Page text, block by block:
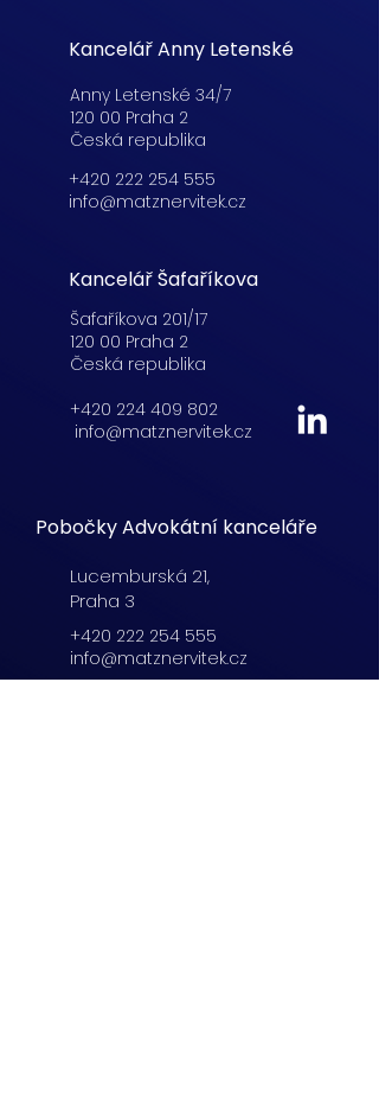
Kancelář Anny Letenské
Anny Letenské 34/7
120 00 Praha 2
Česká republika
+420 222 254 555
info@matznervitek.cz
Kancelář Šafaříkova
Šafaříkova 201/17
120 00 Praha 2
Česká republika
+420 224 409 802
info@matznervitek.cz
Pobočky Advokátní kanceláře
Lucemburská 21,
Praha 3
+420 222 254 555
info@matznervitek.cz